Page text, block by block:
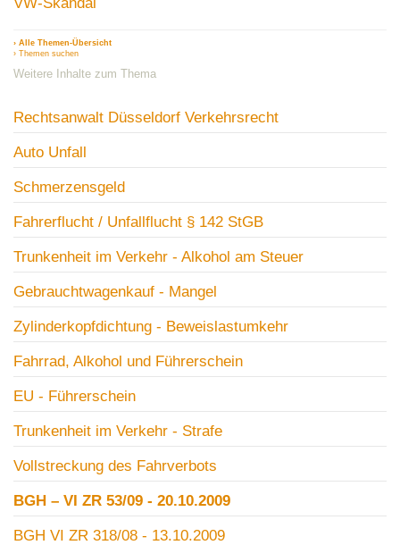
› Alle Themen-Übersicht
› Themen suchen
Weitere Inhalte zum Thema
Rechtsanwalt Düsseldorf Verkehrsrecht
Auto Unfall
Schmerzensgeld
Fahrerflucht / Unfallflucht § 142 StGB
Trunkenheit im Verkehr - Alkohol am Steuer
Gebrauchtwagenkauf - Mangel
Zylinderkopfdichtung - Beweislastumkehr
Fahrrad, Alkohol und Führerschein
EU - Führerschein
Trunkenheit im Verkehr - Strafe
Vollstreckung des Fahrverbots
BGH – VI ZR 53/09 - 20.10.2009
BGH VI ZR 318/08 - 13.10.2009